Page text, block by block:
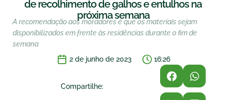
de recolhimento de galhos e entulhos na
próxima semana
A recomendação aos moradores é que os materiais sejam
disponibilizados em frente às residências durante o fim de
semana
2 de junho de 2023
16:26
Compartilhe: